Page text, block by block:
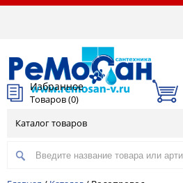
Избранное
Товаров (0)
Каталог товаров